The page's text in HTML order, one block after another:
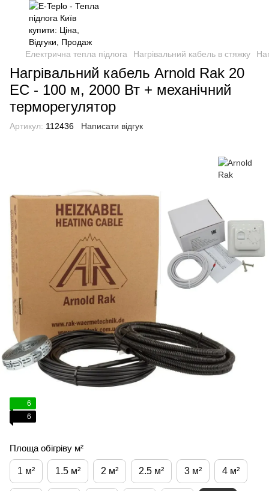
Електрична тепла підлога Нагрівальний кабель в стяжку
Нагрівальний кабель Arnold Rak 20
EC - 100 м, 2000 Вт + механічний
терморегулятор
Артикул: 112436 Написати відгук
6
6
Площа обігріву м²
1 м² 1.5 м² 2 м² 2.5 м² 3 м² 4 м²